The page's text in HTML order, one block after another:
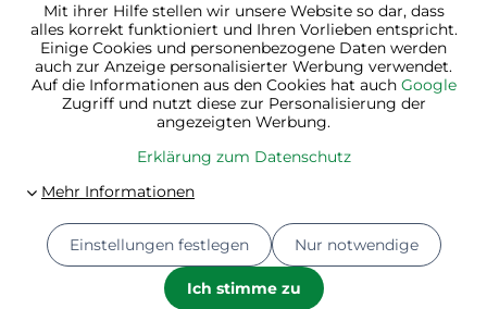
© 2026 Jurhan.at 💚 | Alle Rechte vorbehalten
Datenschutz-Einstellungen
Erklärung zum Datenschutz
Mit ihrer Hilfe stellen wir unsere Website so dar, dass
alles korrekt funktioniert und Ihren Vorlieben entspricht.
Einige Cookies und personenbezogene Daten werden
auch zur Anzeige personalisierter Werbung verwendet.
Auf die Informationen aus den Cookies hat auch Google
Zugriff und nutzt diese zur Personalisierung der
angezeigten Werbung.
Erklärung zum Datenschutz
Einstellungen festlegen
Ich stimme zu
Nur notwendige